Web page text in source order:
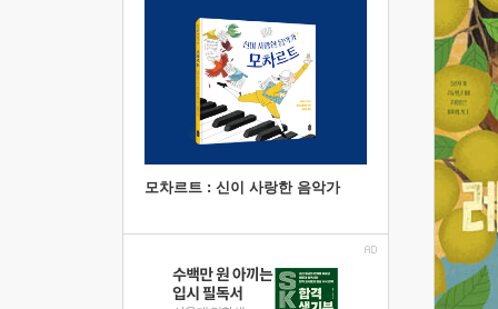
모차르트 : 신이 사랑한 음악가